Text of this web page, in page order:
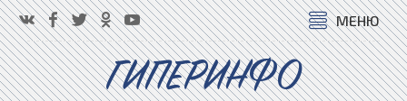
МЕНЮ
ГИПЕРИНФО